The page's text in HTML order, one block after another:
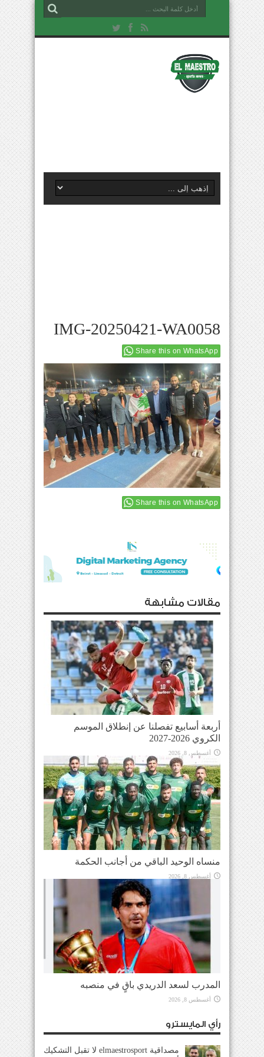
IMG-20250421-WA0058
Share this on WhatsApp
Share this on WhatsApp
مقالات مشابهة
أربعة أسابيع تفصلنا عن إنطلاق الموسم
الكروي 2026-2027
أغسطس 8, 2026
منساه الوحيد الباقي من أجانب الحكمة
أغسطس 8, 2026
المدرب لسعد الدريدي باقٍ في منصبه
أغسطس 8, 2026
رأي المايسترو
مصداقية elmaestrosport لا تقبل التشكيك